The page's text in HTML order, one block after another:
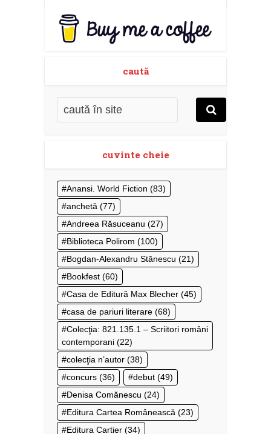
caută
cuvinte cheie
Anansi. World Fiction (83)
anchetă (77)
Andreea Răsuceanu (27)
Biblioteca Polirom (100)
Bogdan-Alexandru Stănescu (21)
Bookfest (60)
Casa de Editură Max Blecher (45)
casa de pariuri literare (68)
Colecţia: 821.135.1 – Scriitori români
contemporani (22)
colecţia n’autor (38)
concurs (36) debut (49)
Denisa Comănescu (24)
Editura Cartea Românească (23)
Editura Cartier (34)